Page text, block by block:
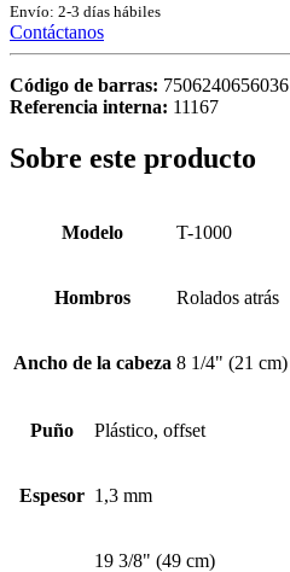
Envío: 2-3 días hábiles
Contáctanos
Código de barras: 7506240656036
Referencia interna: 11167
Sobre este producto
Modelo T-1000
Hombros Rolados atrás
Ancho de la cabeza 8 1/4" (21 cm)
Puño Plástico, offset
Espesor 1,3 mm
19 3/8" (49 cm)